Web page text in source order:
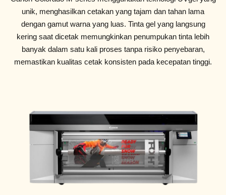
unik, menghasilkan cetakan yang tajam dan tahan lama
dengan gamut warna yang luas. Tinta gel yang langsung
kering saat dicetak memungkinkan penumpukan tinta lebih
banyak dalam satu kali proses tanpa risiko penyebaran,
memastikan kualitas cetak konsisten pada kecepatan tinggi.